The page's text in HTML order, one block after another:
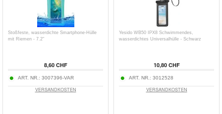
Stoßfeste, wasserdichte Smartphone-Hülle
mit Riemen - 7.2"
8,60 CHF
ART. NR.: 3007396-VAR
VERSANDKOSTEN
Yesido WB50 IPX8 Schwimmendes,
wasserdichtes Universalhülle - Schwarz
10,80 CHF
ART. NR.: 3012528
VERSANDKOSTEN